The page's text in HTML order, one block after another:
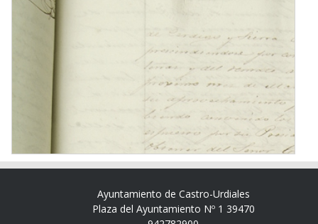
Ayuntamiento de Castro-Urdiales
Plaza del Ayuntamiento Nº 1 39470